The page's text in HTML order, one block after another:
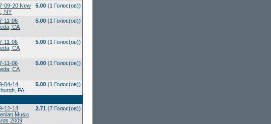
09-20 New
NY
5.00 (1 Голос(ов))
11-06
CA
5.00 (1 Голос(ов))
11-06
CA
5.00 (1 Голос(ов))
11-06
CA
5.00 (1 Голос(ов))
04-14
PA
5.00 (1 Голос(ов))
12-13
Music
2009
2.71 (7 Голос(ов))